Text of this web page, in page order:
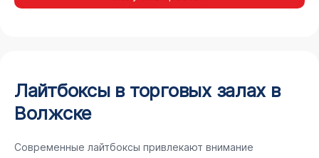
Лайтбоксы в торговых залах в
Волжске
Современные лайтбоксы привлекают внимание